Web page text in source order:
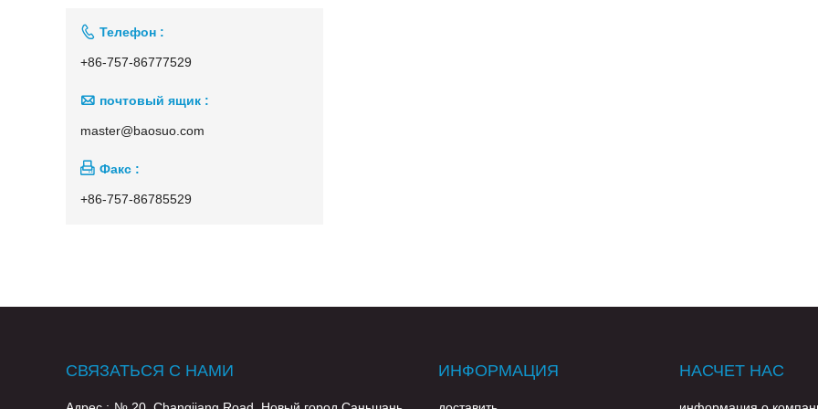
 Телефон :
+86-757-86777529
 почтовый ящик :
master@baosuo.com
 Факс :
+86-757-86785529
СВЯЗАТЬСЯ С НАМИ ИНФОРМАЦИЯ НАСЧЕТ НАС